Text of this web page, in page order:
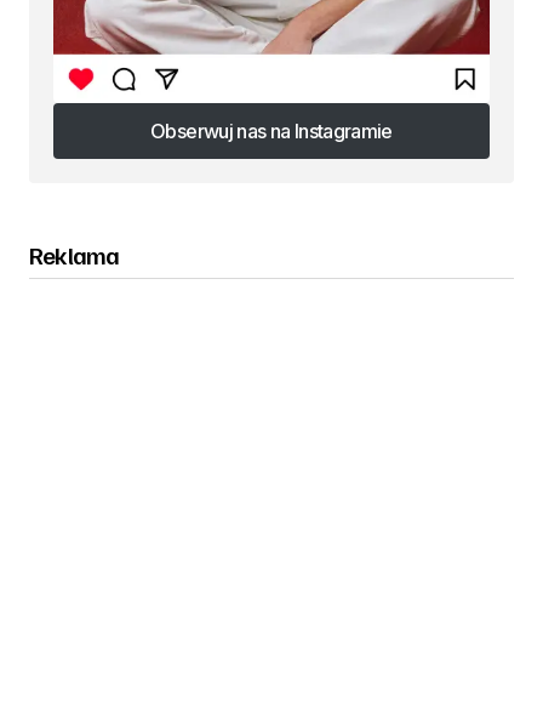
Obserwuj nas na Instagramie
Obserwuj nas na Instagramie
Reklama